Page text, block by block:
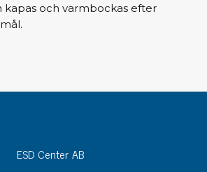
kapas och varmbockas efter
ESD Center AB